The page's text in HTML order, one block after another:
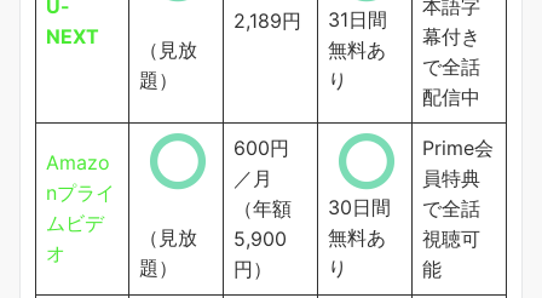
U-
NEXT
（見放
題）
2,189円
31日間
無料あ
り
本語字
幕付き
で全話
配信中
Amazo
nプライ
ムビデ
オ
（見放
題）
600円
／月
（年額
5,900
円）
30日間
無料あ
り
Prime会
員特典
で全話
視聴可
能